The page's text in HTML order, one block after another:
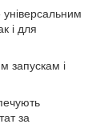
універсальним
і для
запускам і
за